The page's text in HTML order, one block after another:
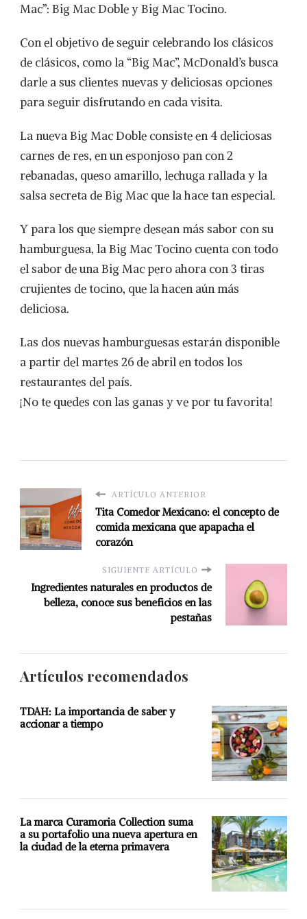
BIG
DOBLE
CON
TOCINO
Mac”: Big Mac Doble y Big Mac Tocino.
Con el objetivo de seguir celebrando los clásicos
de clásicos, como la “Big Mac”, McDonald’s busca
darle a sus clientes nuevas y deliciosas opciones
para seguir disfrutando en cada visita.
La nueva Big Mac Doble consiste en 4 deliciosas
carnes de res, en un esponjoso pan con 2
rebanadas, queso amarillo, lechuga rallada y la
salsa secreta de Big Mac que la hace tan especial.
Y para los que siempre desean más sabor con su
hamburguesa, la Big Mac Tocino cuenta con todo
el sabor de una Big Mac pero ahora con 3 tiras
crujientes de tocino, que la hacen aún más
deliciosa.
Las dos nuevas hamburguesas estarán disponible
a partir del martes 26 de abril en todos los
restaurantes del país.
¡No te quedes con las ganas y ve por tu favorita!
ARTÍCULO ANTERIOR
Tita Comedor Mexicano: el concepto de
comida mexicana que apapacha el
corazón
SIGUIENTE ARTÍCULO
Ingredientes naturales en productos de
belleza, conoce sus beneficios en las
pestañas
Artículos recomendados
TDAH: La importancia de saber y
accionar a tiempo
La marca Curamoria Collection suma
a su portafolio una nueva apertura en
la ciudad de la eterna primavera